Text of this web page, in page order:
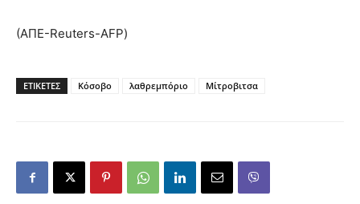
(ΑΠΕ-Reuters-AFP)
ΕΤΙΚΕΤΕΣ Κόσοβο λαθρεμπόριο Μίτροβιτσα